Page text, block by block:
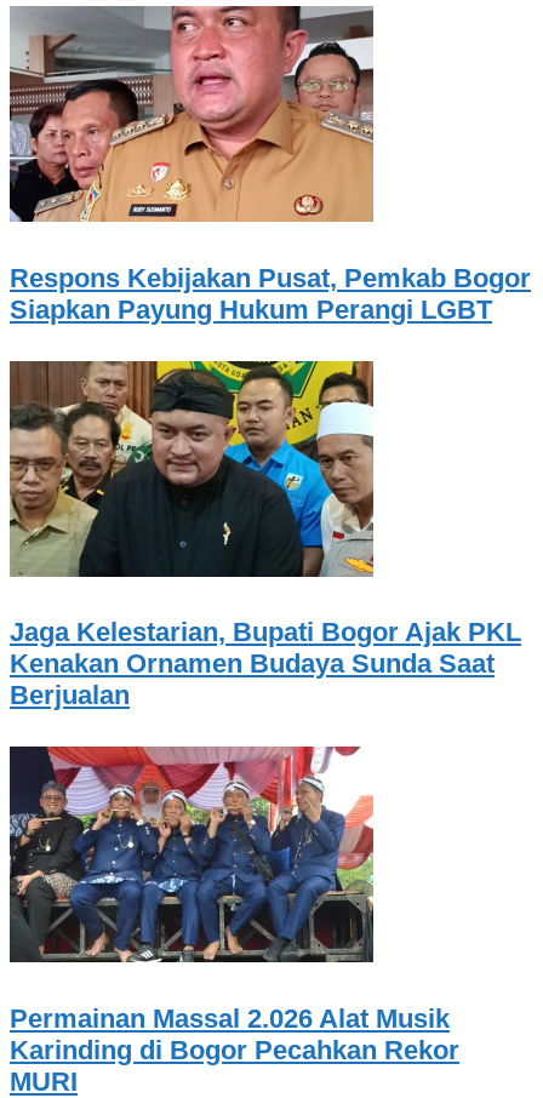
Respons Kebijakan Pusat, Pemkab Bogor
Siapkan Payung Hukum Perangi LGBT
Jaga Kelestarian, Bupati Bogor Ajak PKL
Kenakan Ornamen Budaya Sunda Saat
Berjualan
Permainan Massal 2.026 Alat Musik
Karinding di Bogor Pecahkan Rekor
MURI